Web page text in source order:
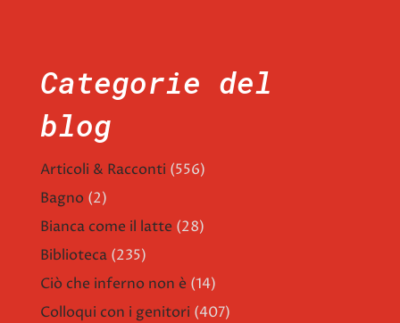
Categorie del
blog
Articoli & Racconti (556)
Bagno (2)
Bianca come il latte (28)
Biblioteca (235)
Ciò che inferno non è (14)
Colloqui con i genitori (407)